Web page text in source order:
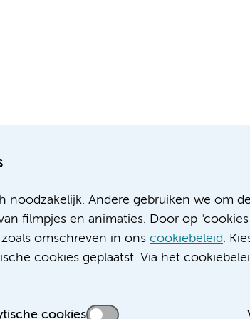
Andere gebruiken we om
filmpjes en animaties. Door op
omschreven in ons cookiebeleid.
cookies geplaatst. Via het
cookies